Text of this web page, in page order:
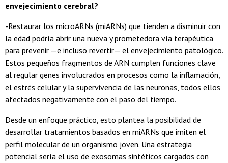
envejecimiento cerebral?
-Restaurar los microARNs (miARNs) que tienden a disminuir con
la edad podría abrir una nueva y prometedora vía terapéutica
para prevenir —e incluso revertir— el envejecimiento patológico.
Estos pequeños fragmentos de ARN cumplen funciones clave
al regular genes involucrados en procesos como la inflamación,
el estrés celular y la supervivencia de las neuronas, todos ellos
afectados negativamente con el paso del tiempo.
Desde un enfoque práctico, esto plantea la posibilidad de
desarrollar tratamientos basados en miARNs que imiten el
perfil molecular de un organismo joven. Una estrategia
potencial sería el uso de exosomas sintéticos cargados con